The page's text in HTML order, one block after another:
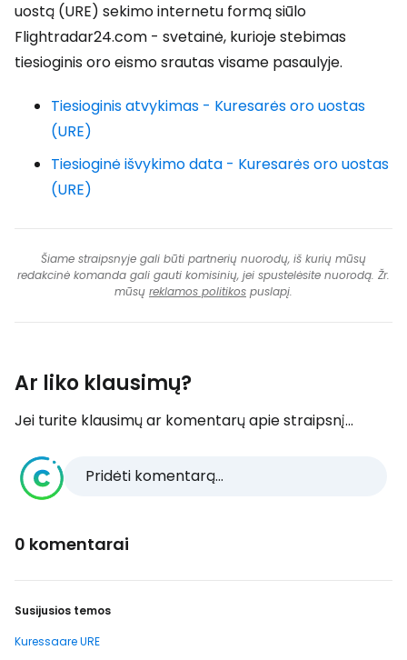
uostą (URE) sekimo internetu formą siūlo
Flightradar24.com - svetainė, kurioje stebimas
tiesioginis oro eismo srautas visame pasaulyje.
Tiesioginis atvykimas - Kuresarės oro uostas
(URE)
Tiesioginė išvykimo data - Kuresarės oro uostas
(URE)
Šiame straipsnyje gali būti partnerių nuorodų, iš kurių mūsų
redakcinė komanda gali gauti komisinių, jei spustelėsite nuorodą. Žr.
mūsų reklamos politikos puslapį.
Ar liko klausimų?
Jei turite klausimų ar komentarų apie straipsnį...
Pridėti komentarą...
0 komentarai
Susijusios temos
Kuressaare URE